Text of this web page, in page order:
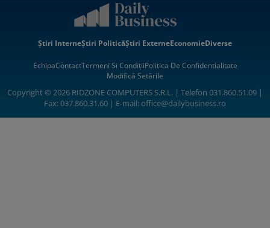
Știri InterneȘtiri PoliticăȘtiri ExterneEconomieDiverse
EchipaContactTermeni Si CondițiiPolitica De Confidentialitate
Modifică Setările
Copyright © 2026 RIDZONE COMPUTERS S.R.L. | Telefon 031.860.51.09 |
Fax: 037.860.31.60 | E-mail:office@dailybusiness.ro